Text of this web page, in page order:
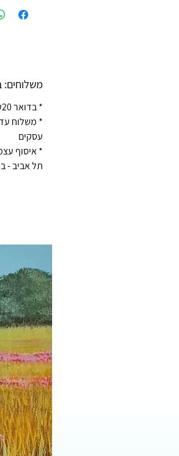
משלוחים:
* בדואר ₪20 עד 10 ימי עסקים
* משלוח עד הבית
עסקים
* איסוף
תל אביב -